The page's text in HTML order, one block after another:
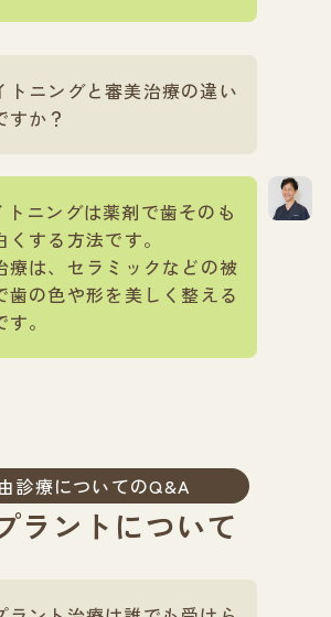
トニングと審美治療の違い
すか？
トニングは薬剤で歯そのも
くする方法です。
療は、セラミックなどの被
歯の色や形を美しく整える
。
診療についてのQ&A
ラントについて